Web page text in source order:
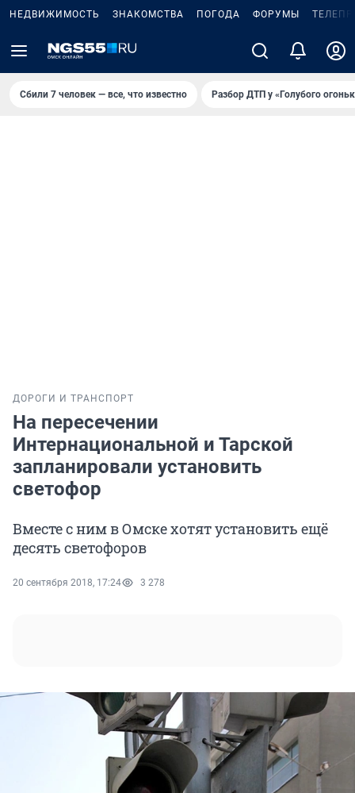
НЕДВИЖИМОСТЬ ЗНАКОМСТВА ПОГОДА ФОРУМЫ
Сбили 7 человек — все, что известно Разбор ДТП у «Голубого
ДОРОГИ И ТРАНСПОРТ
На пересечении
Интернациональной и Тарской
запланировали установить
светофор
Вместе с ним в Омске хотят установить ещё
десять светофоров
20 сентября 2018, 17:24 3 278